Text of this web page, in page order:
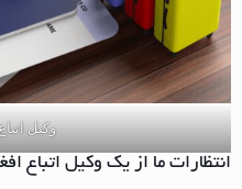
وکیل
انتظارات ما از یک وکیل اتباع